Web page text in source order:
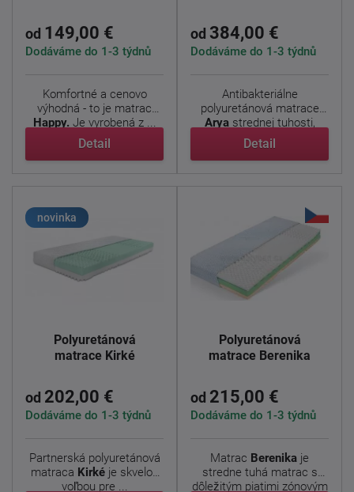
od 149,00 €
Dodáváme do 1-3 týdnů
Komfortné a cenovo
výhodná - to je matrac
Happy. Je vyrobená z ...
Detail
od 384,00 €
Dodáváme do 1-3 týdnů
Antibakteriálne
polyuretánová matrace
Aryastrednej tuhosti,
vďaka ...
Detail
novinka
Polyuretánová
matrace Kirké
od 202,00 €
Dodáváme do 1-3 týdnů
Partnerská polyuretánová
matraca Kirkéje skvelou
voľbou pre ...
Polyuretánová
matrace Berenika
od 215,00 €
Dodáváme do 1-3 týdnů
Matrac Berenika je
stredne tuhá matrac s
dôležitým piatimi zónovým